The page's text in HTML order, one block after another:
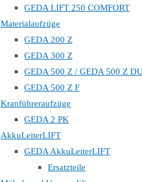
GEDA LIFT 250 COMFORT
Materialaufzüge
GEDA 200 Z
GEDA 300 Z
GEDA 500 Z / GEDA 500 Z
GEDA 500 Z F
Kranführeraufzüge
GEDA 2 PK
AkkuLeiterLIFT
GEDA AkkuLeiterLIFT
Ersatzteile